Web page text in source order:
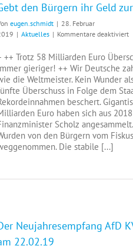
den Bürgern ihr Geld
eugen.schmidt | 28. Februar
| Aktuelles | Kommentare deaktiviertfür
++ Trotz 58 Milliarden Euro
gieriger! ++ Wir Deutsche
die Weltmeister. Kein Wunder
Überschuss in Folge dem
beschert.
Euro haben sich aus
Scholz
von den Bürgern vom Fiskus
Die stabile [...]
Neujahresempfang AfD
22.02.19